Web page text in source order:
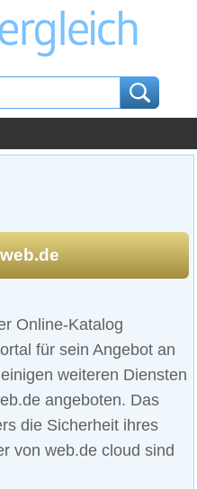
Online-Katalog
für sein Angebot an
weiteren Diensten
angeboten. Das
die Sicherheit ihres
von web.de cloud sind